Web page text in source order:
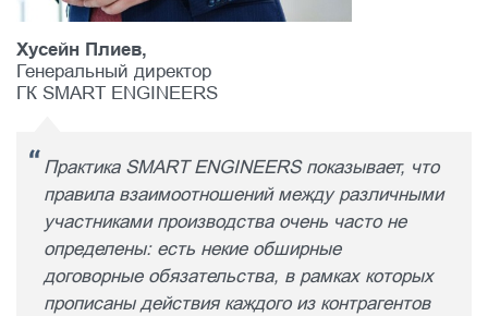
Хусейн Плиев,
Генеральный директор
ГК SMART ENGINEERS
Практика SMART ENGINEERS показывает, что
правила взаимоотношений между различными
участниками производства очень часто не
определены: есть некие обширные
договорные обязательства, в рамках которых
прописаны действия каждого из контрагентов